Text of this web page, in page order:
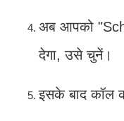
अब आपको
देगा, उसे चुनें।
इसके बाद कॉल